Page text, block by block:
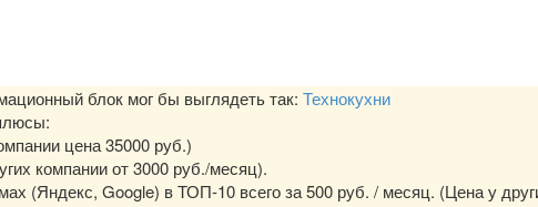
блок мог бы выглядеть так: Технокухни
цена 35000 руб.)
компании от 3000 руб./месяц).
(Яндекс, Google) в ТОП-10 всего за 500 руб. / месяц. (Цена у